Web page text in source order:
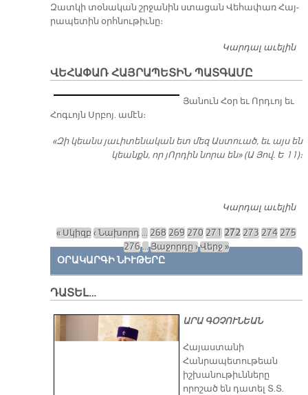
Զատ­կի տօ­նա­կան շրջա­նին ստա­ցան Վե­հա­փառ Հայ­
րա­պե­տին օրհ­նու­թիւ­նը։
Կարդալ աւելին
ՎԵՀԱՓԱՌ ՀԱՅՐԱՊԵՏԻՆ ՊԱՏԳԱՄԸ
Յա­նուն Հօր եւ Որդ­ւոյ եւ
Հոգ­ւոյն Սրբոյ. ա­մէն։
«Զի կեանս յա­ւի­տե­նա­կան ետ մեզ Աս­տուած, եւ այս են
կեանքն, որ յՈր­դին նո­րա են» (Ա Յով. Ե 11)։
Կարդալ աւելին
Էջեր
« Սկիզբ‹ Նախորդ … 268 269 270 271 272 273 274 275
276… Յաջորդը ›Վերջ »
ՕՐԱԿԱՐԳԻ ՆԻՒԹԵՐԸ
ԴԱՏԵԼ…
ԱՐԱ ԳՕՉՈՒՆԵԱՆ
​Հայաստանի
Հանրապետութեան
իշխանութիւնները
որոշած են դատել Տ.Տ.